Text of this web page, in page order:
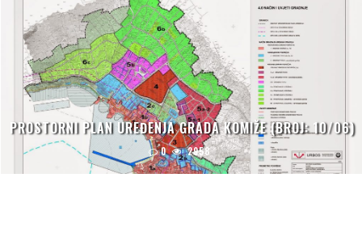
PROSTORNI PLAN UREĐENJA GRADA KOMIŽE (BROJ: 10/06)
0 2958